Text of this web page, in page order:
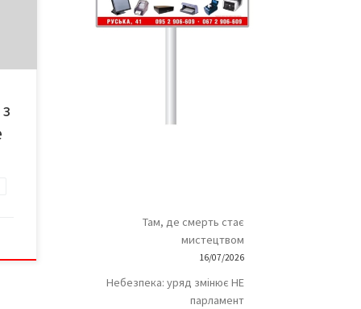
Там, де смерть стає
мистецтвом
16/07/2026
Небезпека: уряд змінює НЕ
парламент